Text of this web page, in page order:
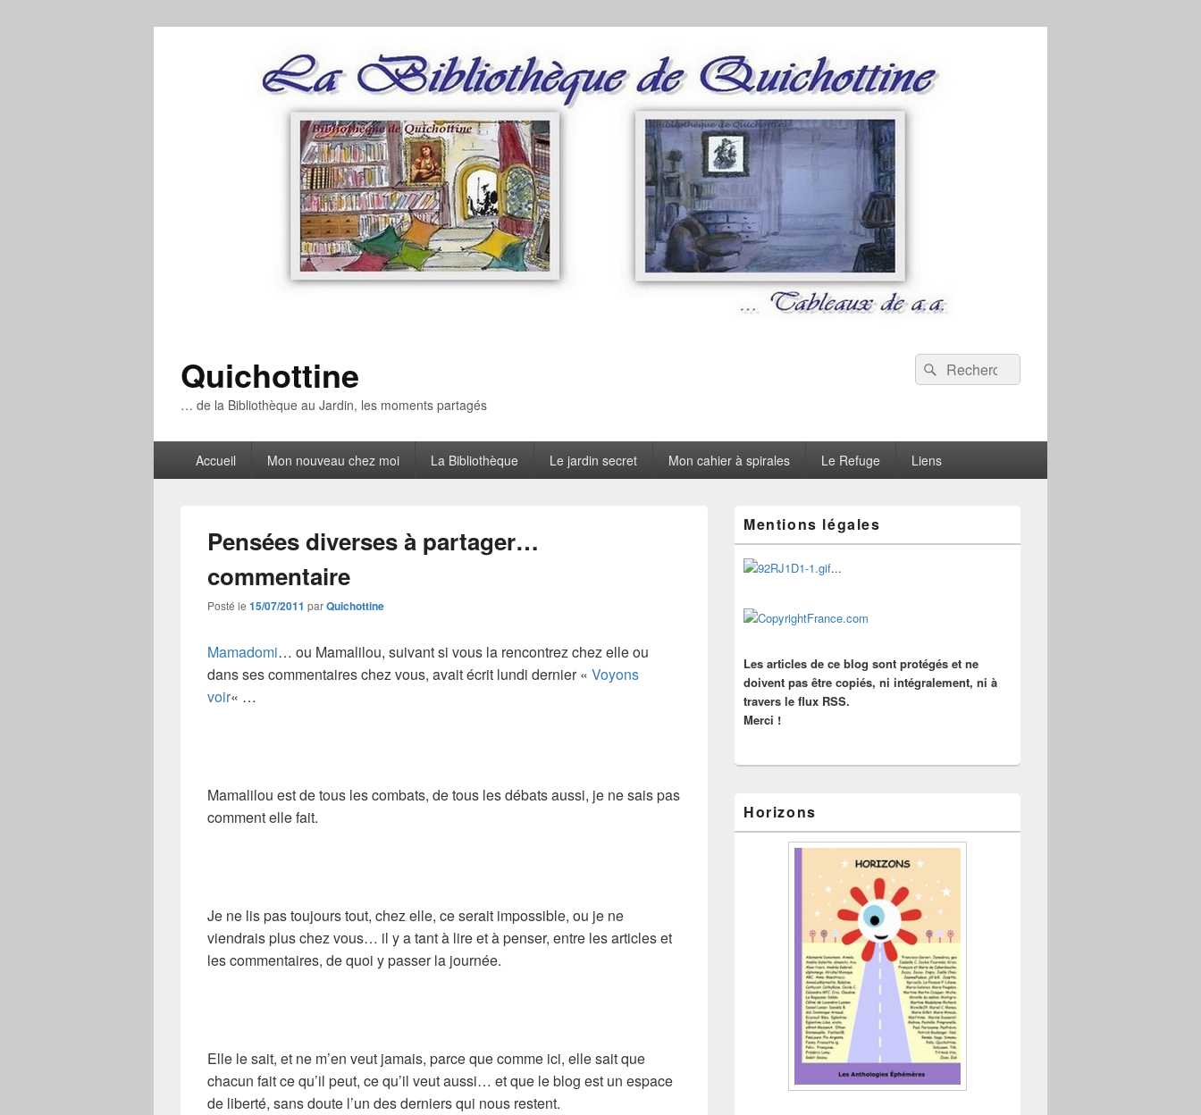
Quichottine
… de la Bibliothèque au Jardin, les moments partagés
Recherche :
Rechercher
principalAccueil Mon nouveau chez moi La Bibliothèque Le jardin secret Mon cahier à spirales Le Refuge Liens
Pensées diverses à partager…
commentaire
Posté le 15/07/2011 parQuichottine
Mamadomi… ou Mamalilou, suivant si vous la rencontrez chez elle ou
dans ses commentaires chez vous, avait écrit lundi dernier « Voyons
voir« …
Mamalilou est de tous les combats, de tous les débats aussi, je ne sais pas
comment elle fait.
Je ne lis pas toujours tout, chez elle, ce serait impossible, ou je ne
viendrais plus chez vous… il y a tant à lire et à penser, entre les articles et
les commentaires, de quoi y passer la journée.
Elle le sait, et ne m’en veut jamais, parce que comme ici, elle sait que
chacun fait ce qu’il peut, ce qu’il veut aussi… et que le blog est un espace
de liberté, sans doute l’un des derniers qui nous restent.
principale
de
widget
pour
barre
latérale
Mentions légales
...
Les articles de ce blog sont protégés et ne
doivent pas être copiés, ni intégralement, ni à
travers le flux RSS.
Merci !
Horizons